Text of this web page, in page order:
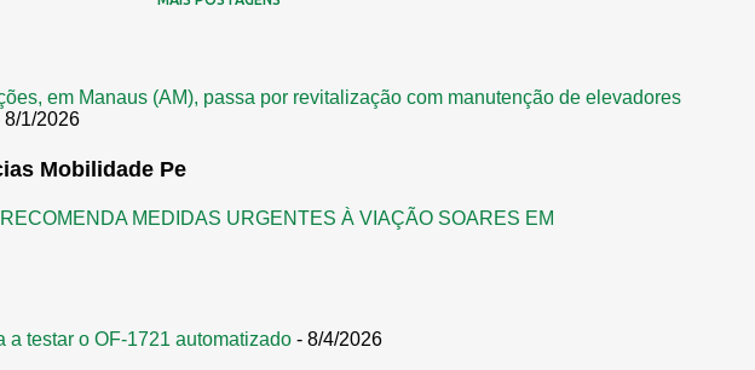
em Manaus (AM), passa por revitalização com manutenção de elevadores
8/1/2026
Mobilidade Pe
MEDIDAS URGENTES À VIAÇÃO SOARES EM
a testar o OF-1721 automatizado - 8/4/2026